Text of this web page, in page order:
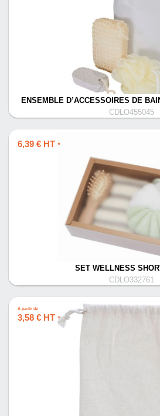
ENSEMBLE D’ACCESSOIRES DE
CDLO455045
6,39 € HT *
SET WELLNESS
CDLO332761
À partir de
3,58 € HT *